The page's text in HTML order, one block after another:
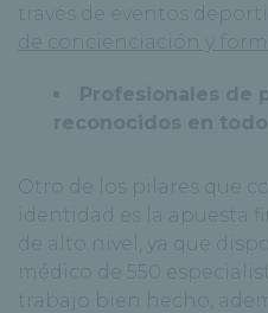
través de eventos
de concienciación y
Profesionales de
reconocidos en
Otro de los pilares que
identidad es la apuesta
de alto nivel, ya que
médico de 550
trabajo bien hecho,